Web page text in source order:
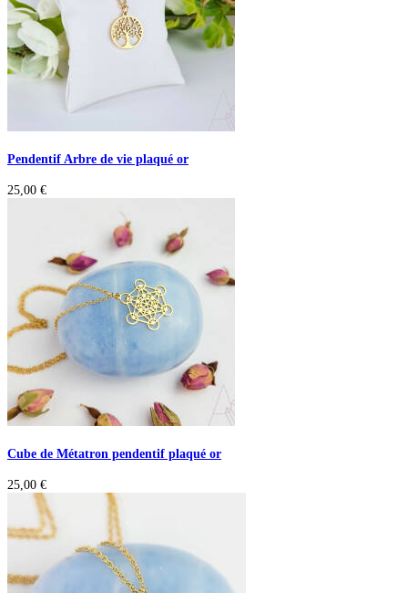
Pendentif Arbre de vie plaqué or
25,00 €
Cube de Métatron pendentif plaqué or
25,00 €